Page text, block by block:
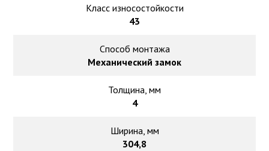
Класс износостойкости
43
Способ монтажа
Механический замок
Толщина, мм
4
Ширина, мм
304,8